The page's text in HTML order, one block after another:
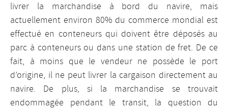
livrer la marchandise à bord du navire, mais
actuellement environ 80% du commerce mondial est
effectué en conteneurs qui doivent être déposés au
parc à conteneurs ou dans une station de fret. De ce
fait, à moins que le vendeur ne possède le port
d’origine, il ne peut livrer la cargaison directement au
navire. De plus, si la marchandise se trouvait
endommagée pendant le transit, la question du